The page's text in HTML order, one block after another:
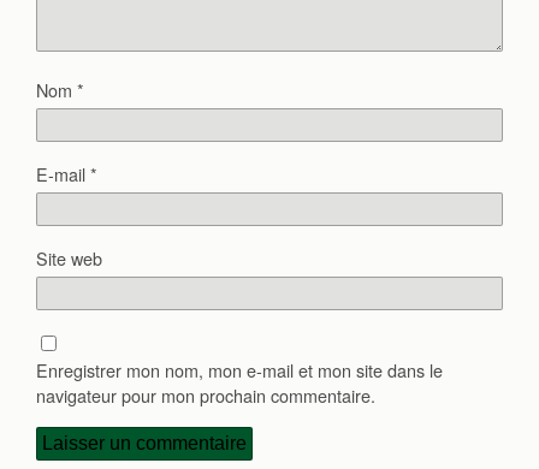
Nom *
E-mail*
Site web
Enregistrer mon nom, mon e-mail et mon site dans le
navigateur pour mon prochain commentaire.